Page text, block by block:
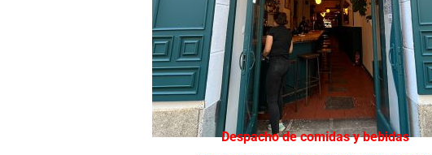
Despacho de comidas y bebidas